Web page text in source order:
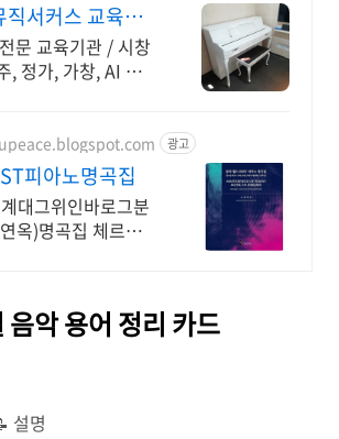
서커스 교육분
수상
문 교육기관 / 시창
, 정가, 가창, AI 교
광고
피아노명곡집
대그위인바로그분
옥)명곡집 체르니
음악 용어 정리 카드
설명